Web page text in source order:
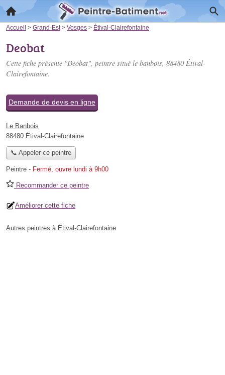
Accueil > Grand-Est > Vosges > Étival-Clairefontaine
Deobat
Cette fiche présente "Deobat", peintre situé le banbois, 88480 Étival-
Clairefontaine.
Demande de devis en ligne
Le Banbois
88480 Étival-Clairefontaine
📞 Appeler ce peintre
Peintre - Fermé, ouvre lundi à 9h00
Recommander ce peintre
Améliorer cette fiche
Autres peintres à Étival-Clairefontaine